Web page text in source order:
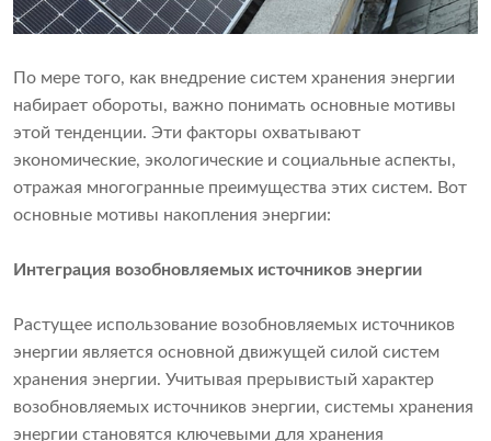
По мере того, как внедрение систем хранения энергии
набирает обороты, важно понимать основные мотивы
этой тенденции. Эти факторы охватывают
экономические, экологические и социальные аспекты,
отражая многогранные преимущества этих систем. Вот
основные мотивы накопления энергии:
Интеграция возобновляемых источников энергии
Растущее использование возобновляемых источников
энергии является основной движущей силой систем
хранения энергии. Учитывая прерывистый характер
возобновляемых источников энергии, системы хранения
энергии становятся ключевыми для хранения